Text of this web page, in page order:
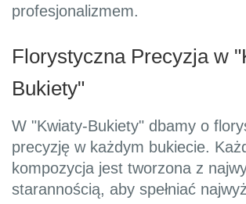
profesjonalizmem.
Florystyczna Precyzja w
Bukiety"
W "Kwiaty-Bukiety" dbamy o
precyzję w każdym bukiecie.
kompozycja jest tworzona z
starannością, aby spełniać